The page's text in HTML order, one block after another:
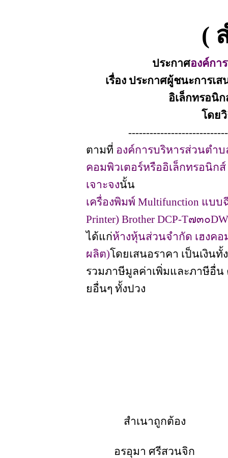
(
ประกาศองค์กา
เรื่อง ประกาศผู้ชนะการ
อิเล็กทรอนิ
โดยวิ
ตามที่ องค์การบริหารส่วนตำ
คอมพิวเตอร์หรืออิเล็กทรอนิก
เจาะจงนั้น
เครื่องพิมพ์ Multifunction แบ
Printer) Brother DCP-T๗๓๐
ได้แก่ห้างหุ้นส่วนจำกัด เฮงค
ผลิต)โดยเสนอราคา เป็นเงินทั้
รวมภาษีมูลค่าเพิ่มและภาษีอื่น
ยอื่นๆ ทั้งปวง
สำเนาถูกต้อง
อรอุมา ศรีสวนจิก